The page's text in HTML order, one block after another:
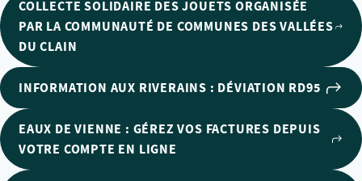
COLLECTE SOLIDAIRE DES JOUETS ORGANISÉE
PAR LA COMMUNAUTÉ DE COMMUNES DES VALLÉES
DU CLAIN
INFORMATION AUX RIVERAINS : DÉVIATION RD95
EAUX DE VIENNE : GÉREZ VOS FACTURES DEPUIS
VOTRE COMPTE EN LIGNE